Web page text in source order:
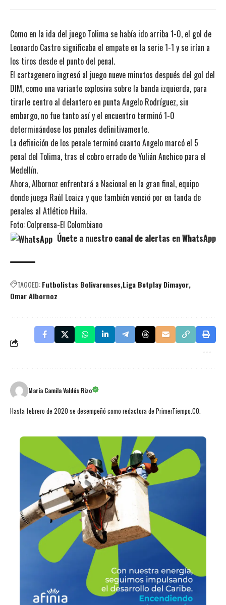
Como en la ida del juego Tolima se había ido arriba 1-0, el gol de
Leonardo Castro significaba el empate en la serie 1-1 y se irían a
los tiros desde el punto del penal.
El cartagenero ingresó al juego nueve minutos después del gol del
DIM, como una variante explosiva sobre la banda izquierda, para
tirarle centro al delantero en punta Angelo Rodríguez, sin
embargo, no fue tanto así y el encuentro terminó 1-0
determinándose los penales definitivamente.
La definición de los penale terminó cuanto Angelo marcó el 5
penal del Tolima, tras el cobro errado de Yulián Anchico para el
Medellín.
Ahora, Albornoz enfrentará a Nacional en la gran final, equipo
donde juega Raúl Loaiza y que también venció por en tanda de
penales al Atlético Huila.
Foto: Colprensa-El Colombiano
Únete a nuestro canal de alertas en WhatsApp
TAGGED:Futbolistas Bolivarenses Liga Betplay Dimayor
Omar Albornoz
María Camila Valdés Rizo
Hasta febrero de 2020 se desempeñó como redactora de PrimerTiempo.CO.